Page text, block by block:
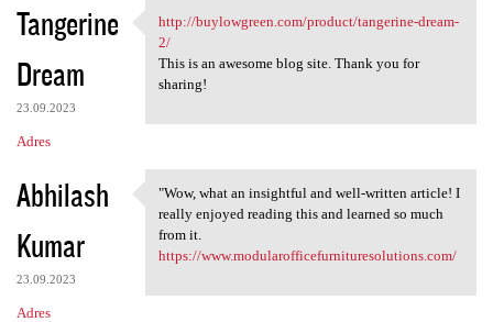
Tangerine
Dream
23.09.2023
Adres
http://buylowgreen.com
http://buylowgreen.com/product/tangerine-dream-
2/
This is an awesome blog site. Thank you for
sharing!
Abhilash
Kumar
23.09.2023
Adres
"Wow, what an insightful and
"Wow, what an insightful and well-written article! I
really enjoyed reading this and learned so much
from it.
https://www.modularofficefurnituresolutions.com/